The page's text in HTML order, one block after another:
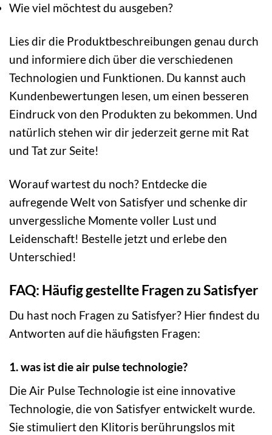
Wie viel möchtest du ausgeben?
Lies dir die Produktbeschreibungen genau durch
und informiere dich über die verschiedenen
Technologien und Funktionen. Du kannst auch
Kundenbewertungen lesen, um einen besseren
Eindruck von den Produkten zu bekommen. Und
natürlich stehen wir dir jederzeit gerne mit Rat
und Tat zur Seite!
Worauf wartest du noch? Entdecke die
aufregende Welt von Satisfyer und schenke dir
unvergessliche Momente voller Lust und
Leidenschaft! Bestelle jetzt und erlebe den
Unterschied!
FAQ: Häufig gestellte Fragen zu Satisfyer
Du hast noch Fragen zu Satisfyer? Hier findest du
Antworten auf die häufigsten Fragen:
1. was ist die air pulse technologie?
Die Air Pulse Technologie ist eine innovative
Technologie, die von Satisfyer entwickelt wurde.
Sie stimuliert den Klitoris berührungslos mit